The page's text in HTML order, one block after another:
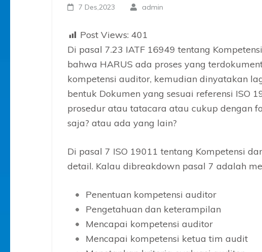
7 Des,2023 admin
Post Views: 401
Di pasal 7.23 IATF 16949 tentang
bahwa HARUS ada proses yang
kompetensi auditor, kemudian dinyatakan
bentuk Dokumen yang sesuai referensi ISO
prosedur atau tatacara atau cukup dengan
saja? atau ada yang lain?
Di pasal 7 ISO 19011 tentang Kompetensi
detail. Kalau dibreakdown pasal 7 adalah
Penentuan kompetensi auditor
Pengetahuan dan keterampilan
Mencapai kompetensi auditor
Mencapai kompetensi ketua tim audit